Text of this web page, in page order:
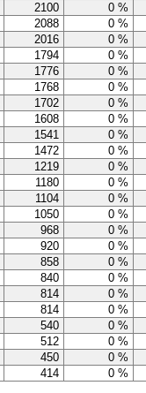
2100
0 %
2088
0 %
2016
0 %
1794
0 %
1776
0 %
1768
0 %
1702
0 %
1608
0 %
1541
0 %
1472
0 %
1219
0 %
1180
0 %
1104
0 %
1050
0 %
968
0 %
920
0 %
858
0 %
840
0 %
814
0 %
814
0 %
540
0 %
512
0 %
450
0 %
414 0 %